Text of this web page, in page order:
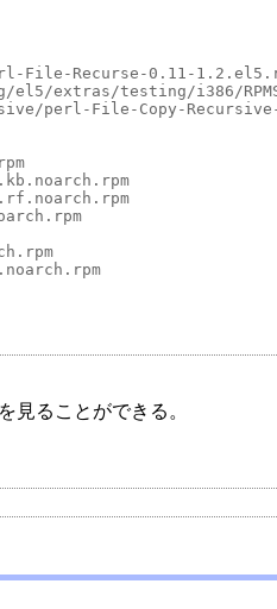
File-Recurse-0.11-
extras/testing/i386/
perl-File-Copy-
見ることができる。